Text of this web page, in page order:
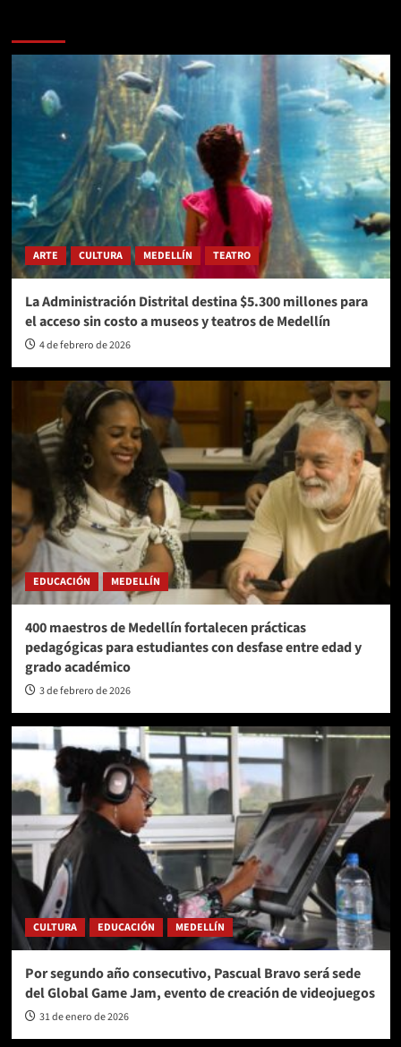
ARTE CULTURA MEDELLÍN TEATRO
La Administración Distrital destina $5.300 millones para
el acceso sin costo a museos y teatros de Medellín
4 de febrero de 2026
EDUCACIÓN MEDELLÍN
400 maestros de Medellín fortalecen prácticas
pedagógicas para estudiantes con desfase entre edad y
grado académico
3 de febrero de 2026
CULTURA EDUCACIÓN MEDELLÍN
Por segundo año consecutivo, Pascual Bravo será sede
del Global Game Jam, evento de creación de videojuegos
31 de enero de 2026